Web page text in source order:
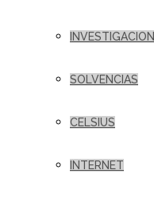
INVESTIGACION
SOLVENCIAS
CELSIUS
INTERNET